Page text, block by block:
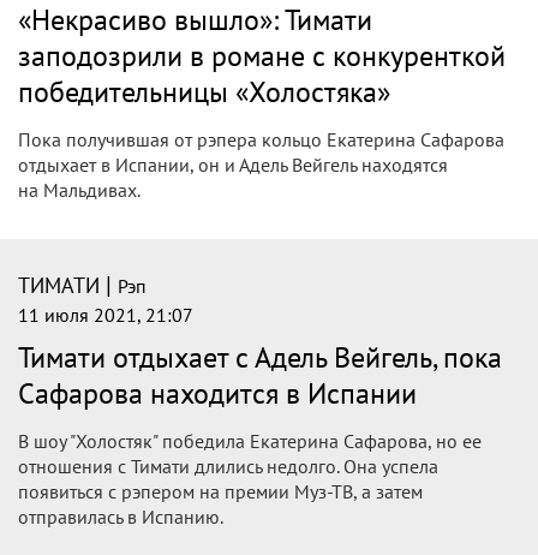
«Некрасиво вышло»: Тимати
заподозрили в романе с конкуренткой
победительницы «Холостяка»
Пока получившая от рэпера кольцо Екатерина Сафарова
отдыхает в Испании, он и Адель Вейгель находятся
на Мальдивах.
ТИМАТИ | Рэп
11 июля 2021, 21:07
Тимати отдыхает с Адель Вейгель, пока
Сафарова находится в Испании
В шоу "Холостяк" победила Екатерина Сафарова, но ее
отношения с Тимати длились недолго. Она успела
появиться с рэпером на премии Муз-ТВ, а затем
отправилась в Испанию.